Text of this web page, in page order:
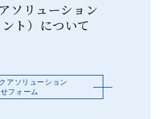
ソリューション
ント）について
アソリューション
フォーム